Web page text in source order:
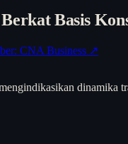
Basis
CNA Business ↗